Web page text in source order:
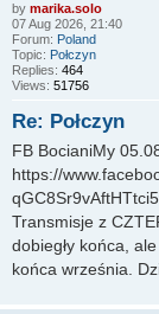
by marika.solo
07 Aug 2026, 21:40
Forum: Poland
Topic: Połczyn
Replies: 464
Views: 51756
Re: Połczyn
FB BocianiMy
https://
Transmisje z
dobiegły końca,
końca września.